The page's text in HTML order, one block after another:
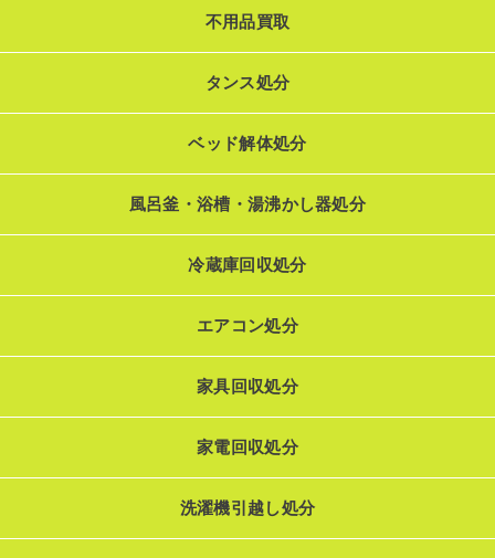
不用品買取
タンス処分
ベッド解体処分
風呂釜・浴槽・湯沸かし器処分
冷蔵庫回収処分
エアコン処分
家具回収処分
家電回収処分
洗濯機引越し処分